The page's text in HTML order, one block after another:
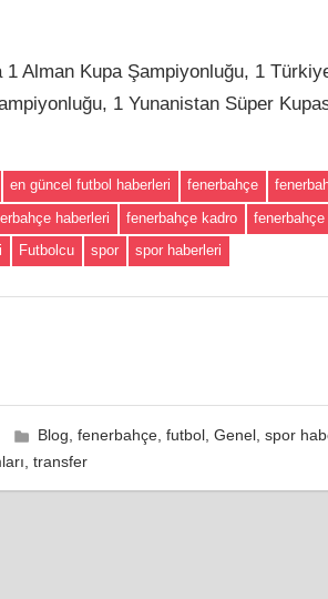
Alman Kupa Şampiyonluğu, 1
1 Yunanistan Süper
en güncel futbol haberleri fenerbahçe
haberleri fenerbahçe kadro
Futbolcu spor spor haberleri
Blog, fenerbahçe, futbol, Genel, spor
, transfer